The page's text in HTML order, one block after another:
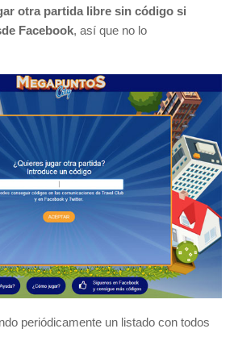
otra partida libre sin código si
Facebook, así que no lo
periódicamente un listado con todos